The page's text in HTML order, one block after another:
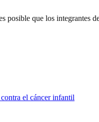
posible que los integrantes
el cáncer infantil